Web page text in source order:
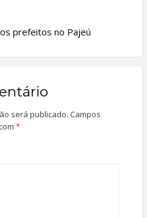
prefeitos no Pajeú
será publicado. Campos
*